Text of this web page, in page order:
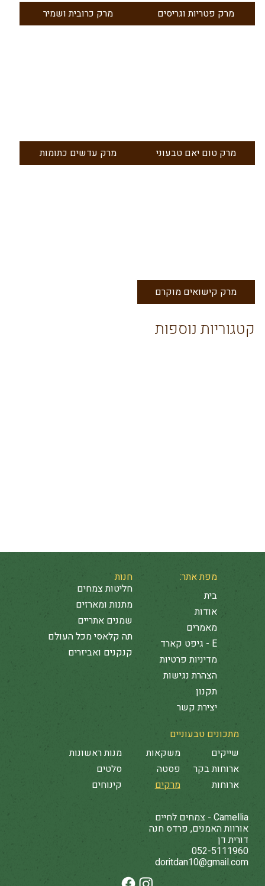
מרק פטריות וגריסים מרק כרובית ושמיר
מרק טום יאם טבעוני מרק עדשים כתומות
מרק קישואים מוקרם
קטגוריות נוספות
מפת אתר:
בית
אודות
מאמרים
E - גיפט קארד
מדיניות פרטיות
הצהרת נגישות
תקנון
יצירת קשר
חנות
חליטות צמחים
מתנות ומארזים
שמנים אתריים
תה קלאסי מכל העולם
קנקנים ואביזרים
מתכונים טבעוניים
שייקים
משקאות
מנות ראשונות
ארוחות בקר
פסטה
סלטים
ארוחות
מרקים קינוחים
Camellia - צמחים לחיים
אורוות האמנים, פרדס חנה
דורית דן
052-5111960
doritdan10@gmail.com